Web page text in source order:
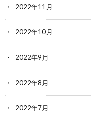
2022年11月
2022年10月
2022年9月
2022年8月
2022年7月